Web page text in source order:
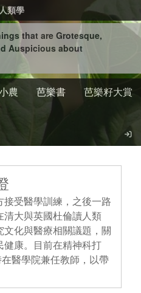
類學
that are Grotesque,
Auspicious about
農 芭樂書
芭樂籽大賞
接受醫學訓練，之後一路
清大與英國杜倫讀人類
文化與醫療相關議題，關
健康。目前在精神科打
醫學院兼任教師，以帶